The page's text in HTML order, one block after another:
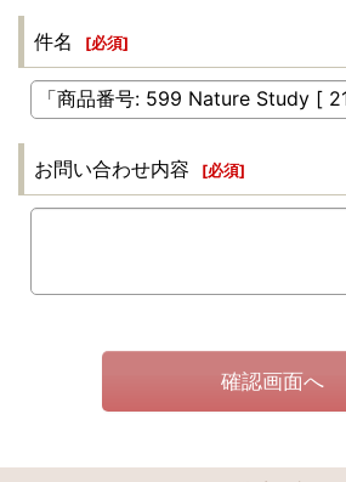
件名 [必須]
お問い合わせ内容 [必須]
確認画面へ